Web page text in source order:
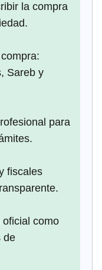
la compra
Sareb y
para
fiscales
como
de